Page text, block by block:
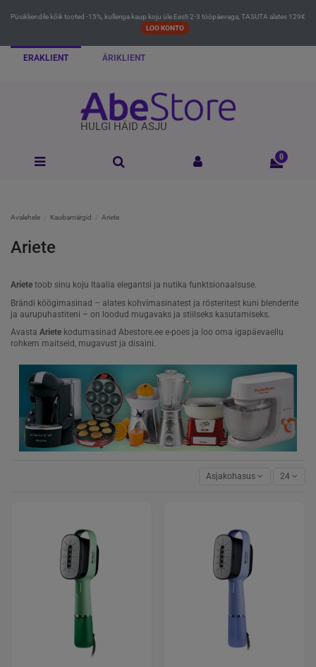
Püsikliendile kõik tooted -15%, kulleriga kaup koju üle Eesti 2-3 tööpäevaga, TASUTA alates 129€
LOO KONTO
ERAKLIENT ÄRIKLIENT
HULGI HÄID ASJU
0
Avalehele Kaubamärgid Ariete
Ariete
Ariete toob sinu koju Itaalia elegantsi ja nutika funktsionaalsuse.
Brändi köögimasinad – alates kohvimasinatest ja rösteritest kuni blenderite
ja aurupuhastiteni – on loodud mugavaks ja stiilseks kasutamiseks.
Avasta Ariete kodumasinad Abestore.ee e-poes ja loo oma igapäevaellu
rohkem maitseid, mugavust ja disaini.
Asjakohasus 24